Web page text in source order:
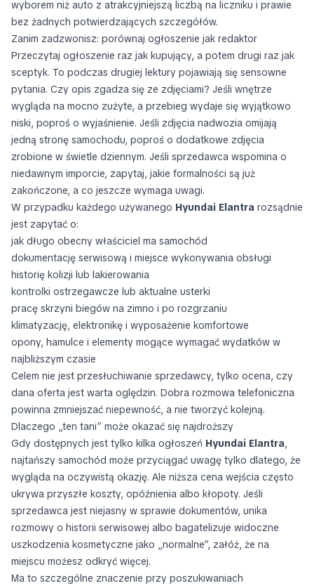
wyborem niż auto z atrakcyjniejszą liczbą na liczniku i prawie
bez żadnych potwierdzających szczegółów.
Zanim zadzwonisz: porównaj ogłoszenie jak redaktor
Przeczytaj ogłoszenie raz jak kupujący, a potem drugi raz jak
sceptyk. To podczas drugiej lektury pojawiają się sensowne
pytania. Czy opis zgadza się ze zdjęciami? Jeśli wnętrze
wygląda na mocno zużyte, a przebieg wydaje się wyjątkowo
niski, poproś o wyjaśnienie. Jeśli zdjęcia nadwozia omijają
jedną stronę samochodu, poproś o dodatkowe zdjęcia
zrobione w świetle dziennym. Jeśli sprzedawca wspomina o
niedawnym imporcie, zapytaj, jakie formalności są już
zakończone, a co jeszcze wymaga uwagi.
W przypadku każdego używanego Hyundai Elantra rozsądnie
jest zapytać o:
jak długo obecny właściciel ma samochód
dokumentację serwisową i miejsce wykonywania obsługi
historię kolizji lub lakierowania
kontrolki ostrzegawcze lub aktualne usterki
pracę skrzyni biegów na zimno i po rozgrzaniu
klimatyzację, elektronikę i wyposażenie komfortowe
opony, hamulce i elementy mogące wymagać wydatków w
najbliższym czasie
Celem nie jest przesłuchiwanie sprzedawcy, tylko ocena, czy
dana oferta jest warta oględzin. Dobra rozmowa telefoniczna
powinna zmniejszać niepewność, a nie tworzyć kolejną.
Dlaczego „ten tani” może okazać się najdroższy
Gdy dostępnych jest tylko kilka ogłoszeń Hyundai Elantra,
najtańszy samochód może przyciągać uwagę tylko dlatego, że
wygląda na oczywistą okazję. Ale niższa cena wejścia często
ukrywa przyszłe koszty, opóźnienia albo kłopoty. Jeśli
sprzedawca jest niejasny w sprawie dokumentów, unika
rozmowy o historii serwisowej albo bagatelizuje widoczne
uszkodzenia kosmetyczne jako „normalne”, załóż, że na
miejscu możesz odkryć więcej.
Ma to szczególne znaczenie przy poszukiwaniach